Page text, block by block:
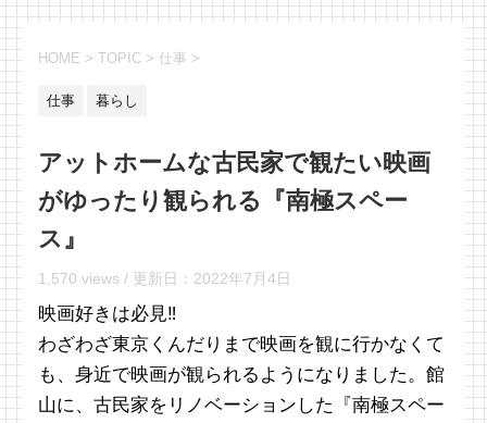
HOME > TOPIC > 仕事 >
仕事 暮らし
アットホームな古民家で観たい映画
がゆったり観られる『南極スペー
ス』
1,570 views / 更新日： 2022年7月4日
映画好きは必見‼
わざわざ東京くんだりまで映画を観に行かなくて
も、身近で映画が観られるようになりました。館
山に、古民家をリノベーションした『南極スペー